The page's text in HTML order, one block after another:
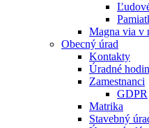
Magna via v
Obecný úrad
Kontakty
Úradné
Zamestnanci
GDPR
Matrika
Stavebný